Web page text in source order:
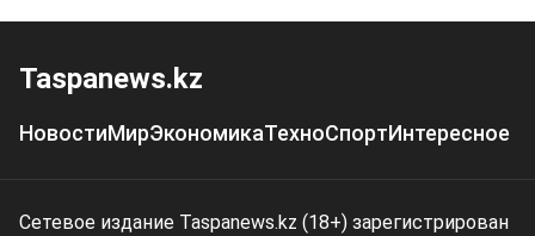
Taspanews.kz
НовостиМирЭкономикаТехноСпортИнтересное
Сетевое издание Taspanews.kz (18+) зарегистрирован